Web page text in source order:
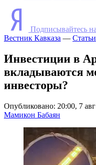
Подписывайтесь
Вестник Кавказа — Статьи
Инвестиции в
вкладываются
инвесторы?
Опубликовано: 20:00, 7
Мамикон Бабаян